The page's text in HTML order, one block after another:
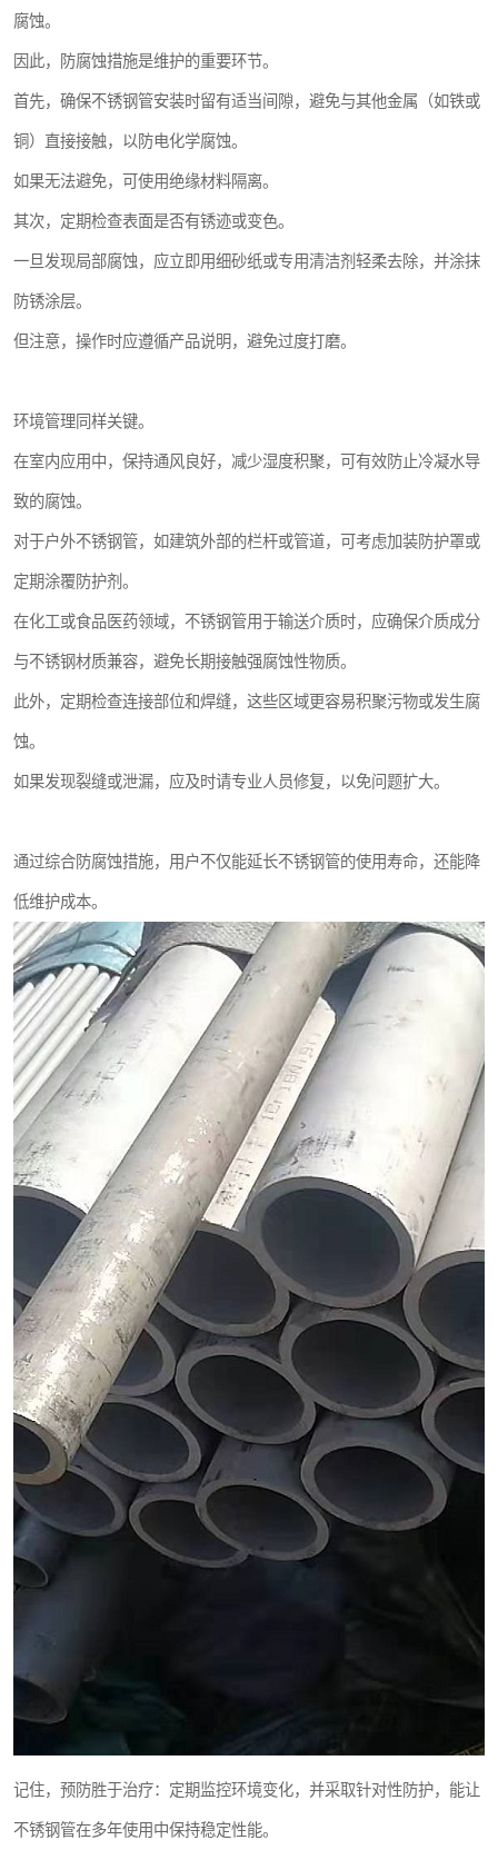
腐蚀。
因此，防腐蚀措施是维护的重要环节。
首先，确保不锈钢管安装时留有适当间隙，避免与其他金属（如铁或
铜）直接接触，以防电化学腐蚀。
如果无法避免，可使用绝缘材料隔离。
其次，定期检查表面是否有锈迹或变色。
一旦发现局部腐蚀，应立即用细砂纸或专用清洁剂轻柔去除，并涂抹
防锈涂层。
但注意，操作时应遵循产品说明，避免过度打磨。
环境管理同样关键。
在室内应用中，保持通风良好，减少湿度积聚，可有效防止冷凝水导
致的腐蚀。
对于户外不锈钢管，如建筑外部的栏杆或管道，可考虑加装防护罩或
定期涂覆防护剂。
在化工或食品医药领域，不锈钢管用于输送介质时，应确保介质成分
与不锈钢材质兼容，避免长期接触强腐蚀性物质。
此外，定期检查连接部位和焊缝，这些区域更容易积聚污物或发生腐
蚀。
如果发现裂缝或泄漏，应及时请专业人员修复，以免问题扩大。
通过综合防腐蚀措施，用户不仅能延长不锈钢管的使用寿命，还能降
低维护成本。
记住，预防胜于治疗：定期监控环境变化，并采取针对性防护，能让
不锈钢管在多年使用中保持稳定性能。